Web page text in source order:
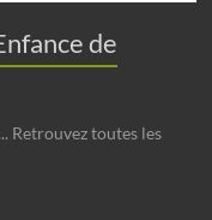
de
Retrouvez toutes les